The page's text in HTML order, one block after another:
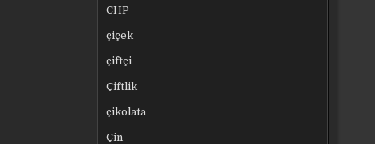
CHP
çiçek
çiftçi
Çiftlik
çikolata
Çin